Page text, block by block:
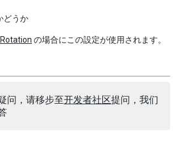
どうか
の場合にこの設定が使用されます。
问，请移步至开发者社区提问，我们